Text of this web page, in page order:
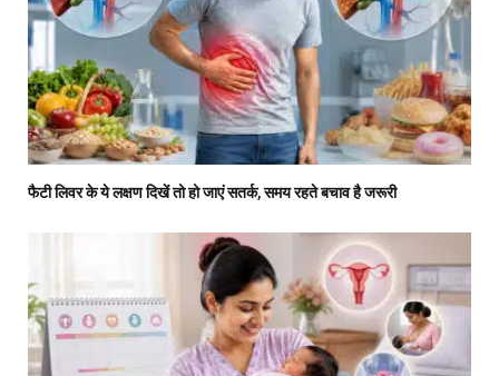
फैटी लिवर के ये लक्षण दिखें तो हो जाएं सतर्क, समय रहते बचाव है जरूरी